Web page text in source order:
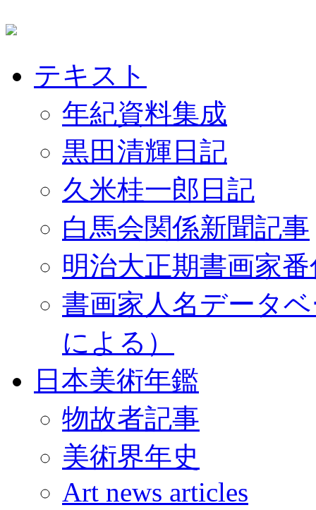
テキスト
年紀資料集成
黒田清輝日記
久米桂一郎日記
白馬会関係新聞記事
明治大正期書画家
書画家人名データ
による）
日本美術年鑑
物故者記事
美術界年史
Art news articles